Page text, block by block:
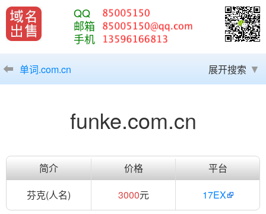
QQ
邮箱
手机
单词.com.cn 展开搜索
funke.com.cn
简介 价格
平台
芬克(人名)
3000元 17EX